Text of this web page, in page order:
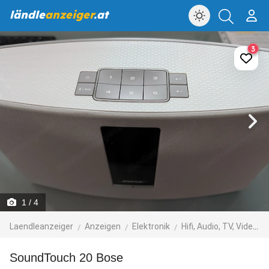
ländleanzeiger.at
1 / 4
Laendleanzeiger Anzeigen Elektronik Hifi, Audio, TV, Video, Foto
3
SoundTouch 20 Bose